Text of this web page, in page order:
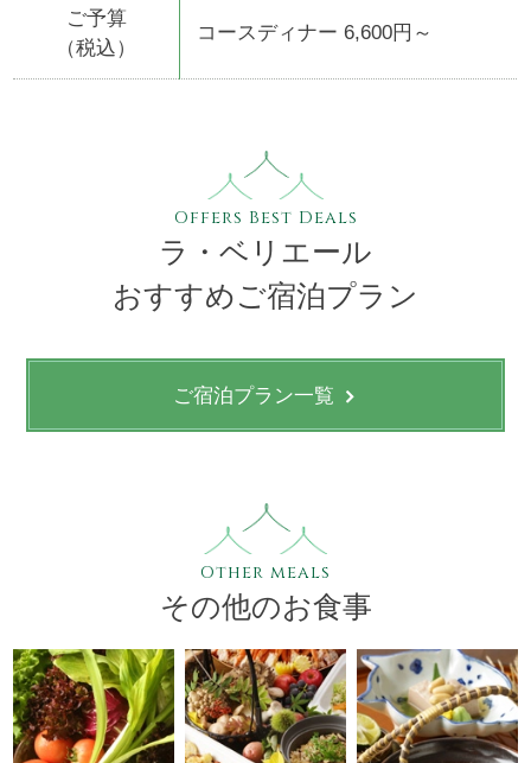
ご予算
（税込）
コースディナー 6,600円～
Offers Best Deals
ラ・ベリエール
おすすめご宿泊プラン
ご宿泊プラン一覧
Other meals
その他のお食事